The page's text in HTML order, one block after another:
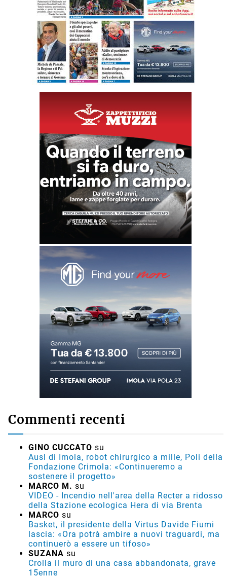
Commenti recenti
GINO CUCCATO su
Ausl di Imola, robot chirurgico a mille, Poli della
Fondazione Crimola: «Continueremo a
sostenere il progetto»
MARCO M. su
VIDEO - Incendio nell'area della Recter a ridosso
della Stazione ecologica Hera di via Brenta
MARCO su
Basket, il presidente della Virtus Davide Fiumi
lascia: «Ora potrà ambire a nuovi traguardi, ma
continuerò a essere un tifoso»
SUZANA su
Crolla il muro di una casa abbandonata, grave
15enne